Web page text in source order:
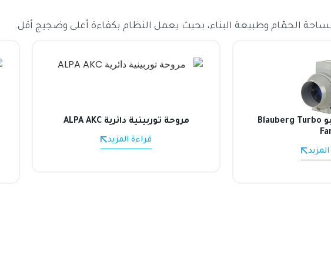
الحمّام وطبيعة البناء، بحيث يعمل النظام بكفاءة أعلى وضجيج أقل.
مروحة دائرية تيربو Blauberg Turbo
مروحة توربينية دائرية ALPA AKC
قراءة المزيد